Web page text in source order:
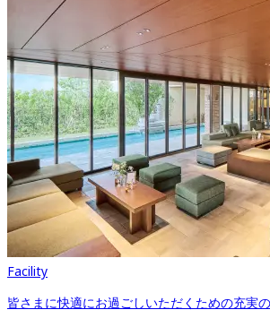
Facility
皆さまに快適にお過ごしいただくための充実